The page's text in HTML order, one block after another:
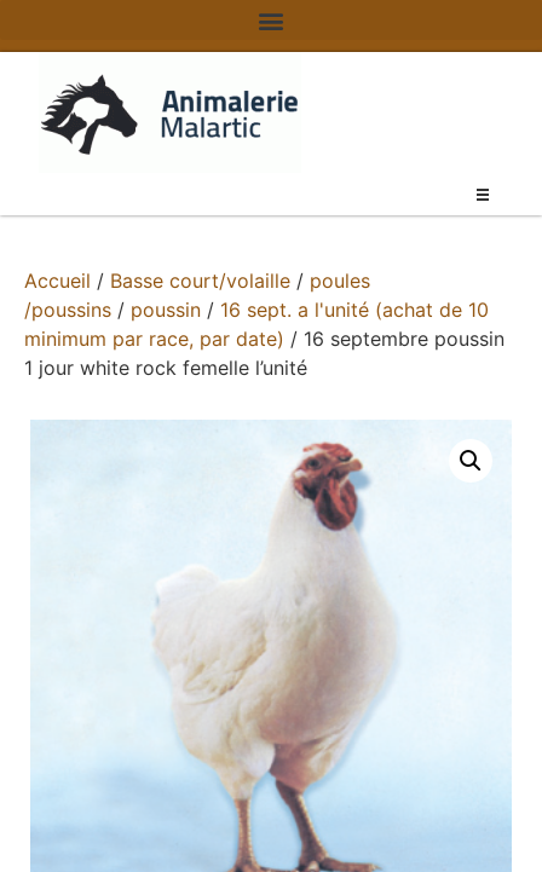
Accueil / Basse court/volaille / poules
/poussins / poussin / 16 sept. a l'unité (achat de 10
minimum par race, par date) / 16 septembre poussin
1 jour white rock femelle l’unité